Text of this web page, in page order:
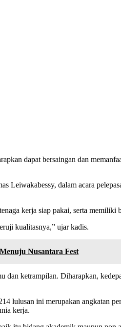
dapat bersaingan dan
Leiwakabessy, dalam acara
kerja siap pakai, serta memiliki
kualitasnya,” ujar kadis.
Nusantara Fest
dan ketrampilan. Diharapkan,
lulusan ini merupakan angkatan
kerja.